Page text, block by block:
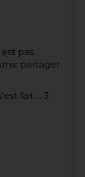
pas
partager
fait ... 3